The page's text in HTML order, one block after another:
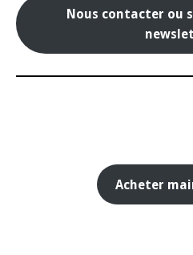
Nous contacter ou
Acheter